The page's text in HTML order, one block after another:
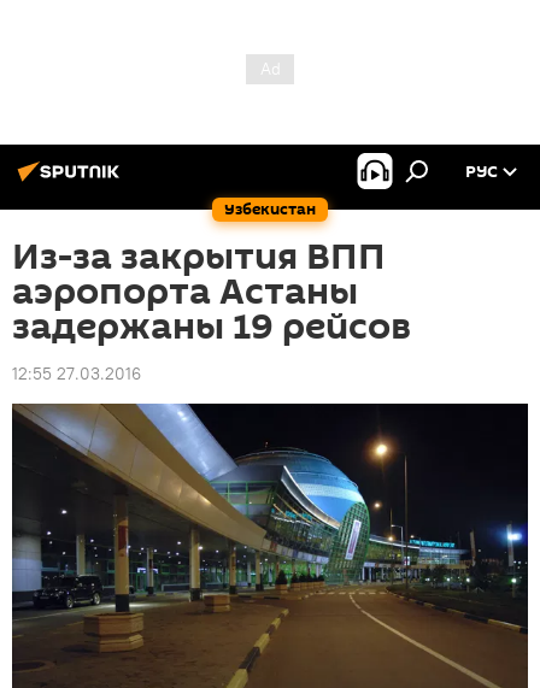
Узбекистан
РУС
Из-за закрытия ВПП
аэропорта Астаны
задержаны 19 рейсов
12:55 27.03.2016